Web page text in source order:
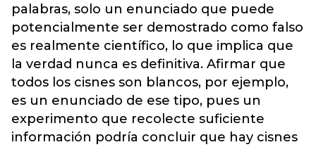
palabras, solo un enunciado que puede
potencialmente ser demostrado como falso
es realmente científico, lo que implica que
la verdad nunca es definitiva. Afirmar que
todos los cisnes son blancos, por ejemplo,
es un enunciado de ese tipo, pues un
experimento que recolecte suficiente
información podría concluir que hay cisnes